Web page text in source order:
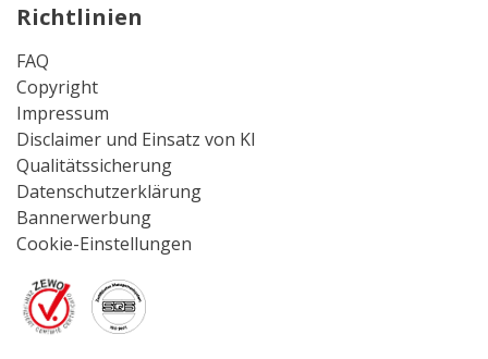
Richtlinien
FAQ
Copyright
Impressum
Disclaimer und Einsatz von KI
Qualitätssicherung
Datenschutzerklärung
Bannerwerbung
Cookie-Einstellungen